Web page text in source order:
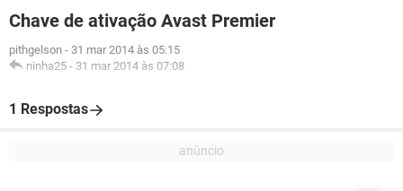
Chave de ativação Avast Premier
pithgelson - 31 mar 2014 às 05:15
ninha25 - 31 mar 2014 às 07:08
1 Respostas